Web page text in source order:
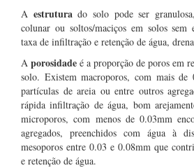
A estruturado solo pode ser
colunar ou soltos/maciços em solos sem
taxa de infiltração e retenção de água,
A porosidade é a proporção de poros em
solo. Existem macroporos, com mais de
partículas de areia ou entre outros
rápida infiltração de água, bom
microporos, com menos de 0.03mm
agregados, preenchidos com água à
mesoporos entre 0.03 e 0.08mm que
e retenção de água.